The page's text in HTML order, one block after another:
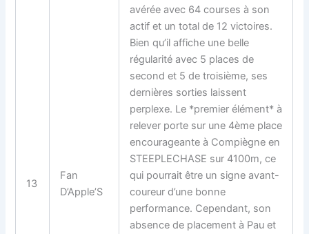
13
Fan
D’Apple’S
avérée avec 64 courses à son
actif et un total de 12 victoires.
Bien qu’il affiche une belle
régularité avec 5 places de
second et 5 de troisième, ses
dernières sorties laissent
perplexe. Le *premier élément* à
relever porte sur une 4ème place
encourageante à Compiègne en
STEEPLECHASE sur 4100m, ce
qui pourrait être un signe avant-
coureur d’une bonne
performance. Cependant, son
absence de placement à Pau et